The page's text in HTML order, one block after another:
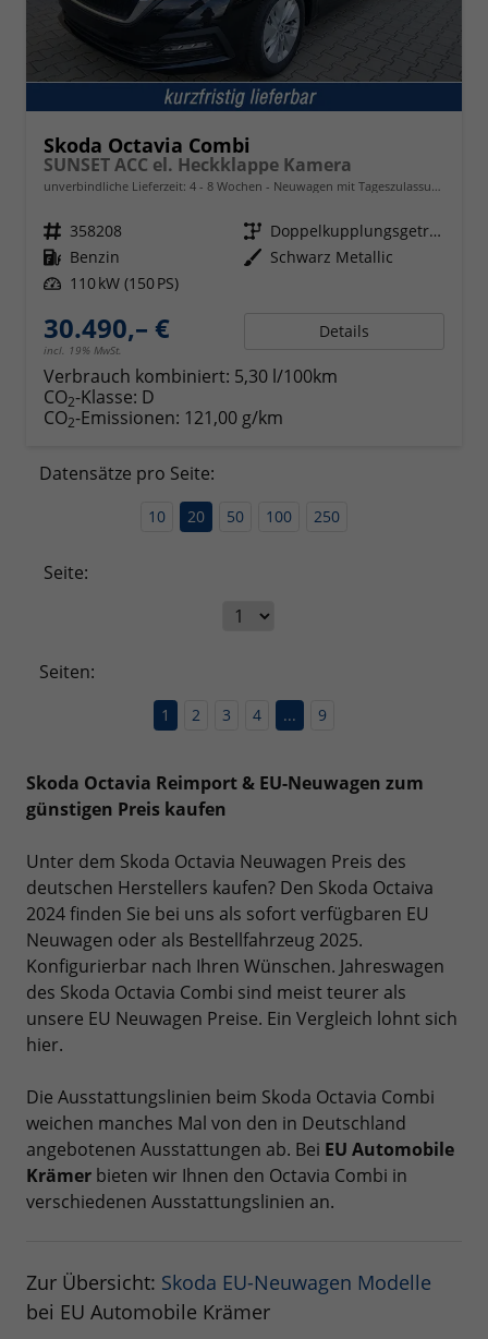
Skoda Octavia Combi
SUNSET ACC el. Heckklappe Kamera
unverbindliche Lieferzeit: 4 - 8 Wochen Neuwagen mit Tageszulassung
Fahrzeugnr. 358208 Getriebe
Doppelkupplungsgetriebe (DSG)
Kraftstoff Benzin Außenfarbe Schwarz Metallic
Leistung 110 kW (150 PS)
30.490,– €
incl. 19% MwSt.
Details
Verbrauch kombiniert: 5,30 l/100km
CO2-Klasse: D
CO2-Emissionen: 121,00 g/km
Datensätze pro Seite:
10 20 50 100 250
Seite:
Seiten:
1 2 3 4 ... 9
Skoda Octavia Reimport & EU-Neuwagen zum
günstigen Preis kaufen
Unter dem Skoda Octavia Neuwagen Preis des
deutschen Herstellers kaufen? Den Skoda Octaiva
2024 finden Sie bei uns als sofort verfügbaren EU
Neuwagen oder als Bestellfahrzeug 2025.
Konfigurierbar nach Ihren Wünschen. Jahreswagen
des Skoda Octavia Combi sind meist teurer als
unsere EU Neuwagen Preise. Ein Vergleich lohnt sich
hier.
Die Ausstattungslinien beim Skoda Octavia Combi
weichen manches Mal von den in Deutschland
angebotenen Ausstattungen ab. Bei EU Automobile
Krämer bieten wir Ihnen den Octavia Combi in
verschiedenen Ausstattungslinien an.
Zur Übersicht: Skoda EU-Neuwagen Modelle
bei EU Automobile Krämer